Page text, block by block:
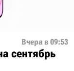
Вчера в 09:53
сентябрь